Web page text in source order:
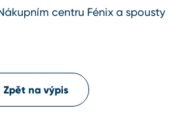
centru Fénix a spousty
Zpět na výpis